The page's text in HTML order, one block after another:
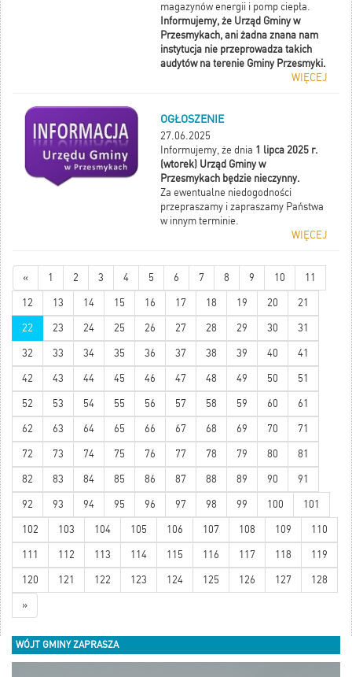
magazynów energii i pomp ciepła.
Informujemy, że Urząd Gminy w
Przesmykach, ani żadna znana nam
instytucja nie przeprowadza takich
audytów na terenie Gminy Przesmyki.
WIĘCEJ
OGŁOSZENIE
27.06.2025
Informujemy, że dnia 1 lipca 2025 r.
(wtorek) Urząd Gminy w
Przesmykach będzie nieczynny.
Za ewentualne niedogodności
przepraszamy i zapraszamy Państwa
w innym terminie.
WIĘCEJ
« 1 2 3 4 5 6 7 8 9 10 11
12 13 14 15 16 17 18 19 20 21
22 23 24 25 26 27 28 29 30 31
32 33 34 35 36 37 38 39 40 41
42 43 44 45 46 47 48 49 50 51
52 53 54 55 56 57 58 59 60 61
62 63 64 65 66 67 68 69 70 71
72 73 74 75 76 77 78 79 80 81
82 83 84 85 86 87 88 89 90 91
92 93 94 95 96 97 98 99 100 101
102 103 104 105 106 107 108 109 110
111 112 113 114 115 116 117 118 119
120 121 122 123 124 125 126 127 128
»
WÓJT GMINY ZAPRASZA